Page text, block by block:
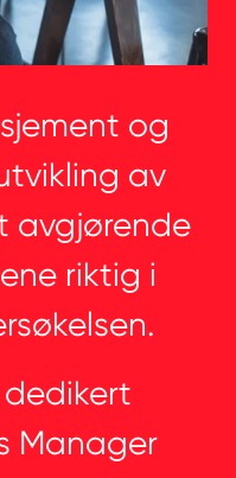
og
av
avgjørende
riktig i
Manager